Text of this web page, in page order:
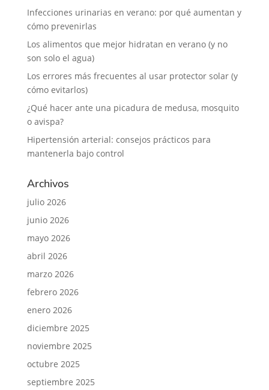
Infecciones urinarias en verano: por qué aumentan y
cómo prevenirlas
Los alimentos que mejor hidratan en verano (y no
son solo el agua)
Los errores más frecuentes al usar protector solar (y
cómo evitarlos)
¿Qué hacer ante una picadura de medusa, mosquito
o avispa?
Hipertensión arterial: consejos prácticos para
mantenerla bajo control
Archivos
julio 2026
junio 2026
mayo 2026
abril 2026
marzo 2026
febrero 2026
enero 2026
diciembre 2025
noviembre 2025
octubre 2025
septiembre 2025